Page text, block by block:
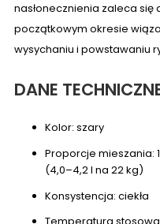
nasłonecznienia zaleca
początkowym okresie
wysychaniu i powstawaniu
DANE
Kolor: szary
Proporcje mieszania:
(4,0–4,2 l na 22 kg)
Konsystencja: ciekła